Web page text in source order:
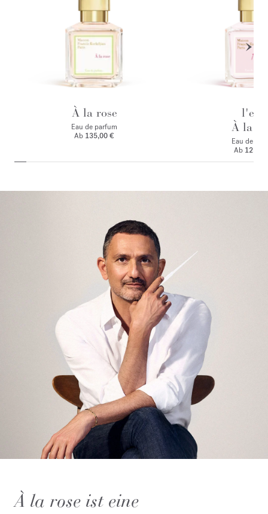
À la rose
Eau de parfum
Ab 135,00 €
l'eau
À la
Eau de
Ab
À la rose ist eine